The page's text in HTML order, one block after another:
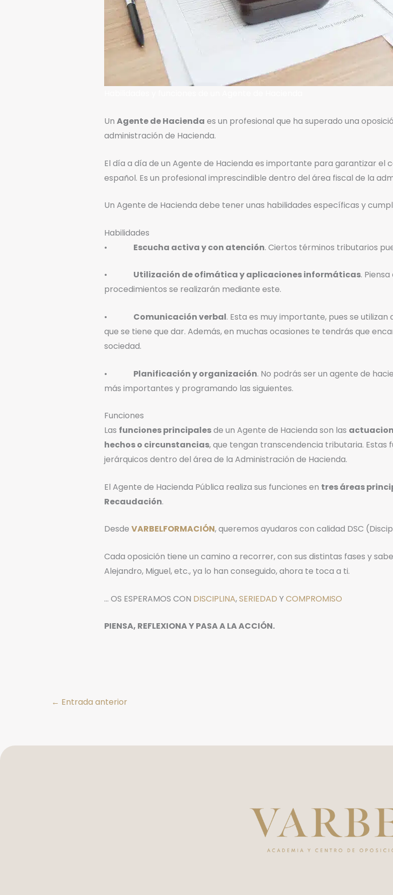
Un Agente de Hacienda es un profesional que ha superado una
administración de Hacienda.
El día a día de un Agente de Hacienda es importante para garantizar
español. Es un profesional imprescindible dentro del área fiscal de la
Un Agente de Hacienda debe tener unas habilidades específicas y
Habilidades
• Escucha activa y con atención. Ciertos términos tributarios
• Utilización de ofimática y aplicaciones informáticas.
procedimientos se realizarán mediante este.
• Comunicación verbal. Esta es muy importante, pues se
que se tiene que dar. Además, en muchas ocasiones te tendrás que
sociedad.
• Planificación y organización. No podrás ser un agente de
más importantes y programando las siguientes.
Funciones
Las funciones principalesde un Agente de Hacienda son las
hechos o circunstancias, que tengan transcendencia tributaria. Estas
jerárquicos dentro del área de la Administración de Hacienda.
El Agente de Hacienda Pública realiza sus funciones en tres áreas
Recaudación.
Desde VARBELFORMACIÓN, queremos ayudaros con calidad DSC
Cada oposición tiene un camino a recorrer, con sus distintas fases y
Alejandro, Miguel, etc., ya lo han conseguido, ahora te toca a ti.
… OS ESPERAMOS CON DISCIPLINA,SERIEDAD YCOMPROMISO
PIENSA, REFLEXIONA Y PASA A LA ACCIÓN.
← Entrada anterior